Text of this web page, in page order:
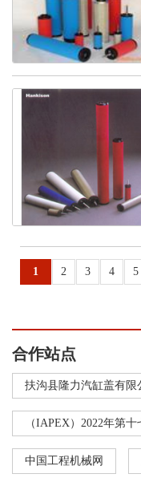
1 2 3 4 5
合作站点
扶沟县隆力汽缸盖有限
（IAPEX）2022年第
中国工程机械网